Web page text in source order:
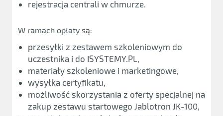
rejestracja centrali w chmurze.
W ramach opłaty są:
przesyłki z zestawem szkoleniowym do
uczestnika i do ISYSTEMY.PL,
materiały szkoleniowe i marketingowe,
wysyłka certyfikatu,
możliwość skorzystania z oferty specjalnej na
zakup zestawu startowego Jablotron JK-100,